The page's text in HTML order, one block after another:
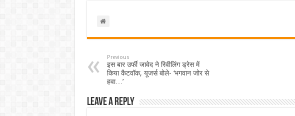
Previous
इस बार उर्फी जावेद ने रिवीलिंग ड्रेस में
किया कैटवॉक, यूजर्स बोले- ‘भगवान जोर से
हवा…’
Leave a Reply